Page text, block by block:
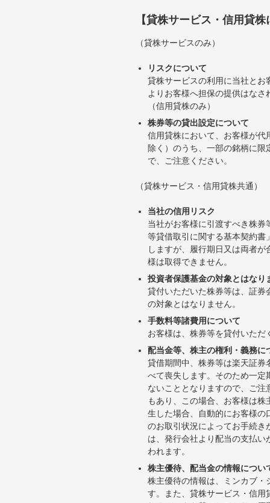
【貸株サービス・信用貸
（貸株サービスのみ）
リスクについて
貸株サービスの利用に当社と
よりお客様へ担保の提供はな
（信用貸株のみ）
株券等の貸出設定について
信用貸株において、お客様が
除く）のうち、一部の銘柄に
で、ご注意ください。
（貸株サービス・信用貸株共通）
当社の信用リスク
当社がお客様に引渡すべき株
等貸借取引に関する基本契約
しますが、履行期日又は両者
様は取得できません。
投資者保護基金の対象とはなり
貸付いただいた株券等は、証
の対象とはなりません。
手数料等諸費用について
お客様は、株券等を貸付いた
配当金等、株主の権利・義務に
貸借期間中、株券等は楽天証
べて喪失します。そのため一
ないこととなりますので、ご
もあり、この場合、お客様は
生した場合、自動的にお客様
のお取引状況によってお手続
は、発行会社より配当の支払
われます。
株主優待、配当金の情報につい
株主優待の情報は、ミンカブ
す。また、貸株サービス・信